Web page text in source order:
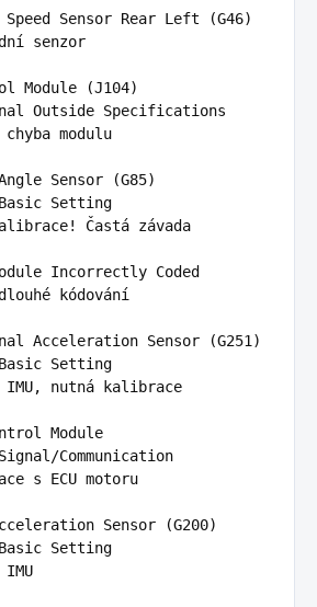
Speed Sensor Rear Left (G46)
í senzor
Module (J104)
Outside Specifications
chyba modulu
Sensor (G85)
Basic Setting
! Častá závada
Incorrectly Coded
é kódování
Acceleration Sensor (G251 )
Basic Setting
IMU, nutná kalibrace
Module
Signal /Communication
s ECU motoru
Sensor (G200)
Basic Setting
IMU